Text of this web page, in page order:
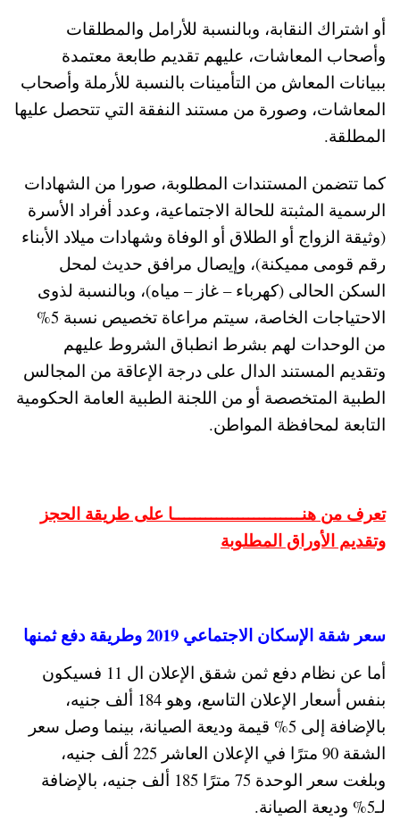
أو اشتراك النقابة، وبالنسبة للأرامل والمطلقات
وأصحاب المعاشات، عليهم تقديم طابعة معتمدة
ببيانات المعاش من التأمينات بالنسبة للأرملة وأصحاب
المعاشات، وصورة من مستند النفقة التي تتحصل عليها
المطلقة.
كما تتضمن المستندات المطلوبة، صورا من الشهادات
الرسمية المثبتة للحالة الاجتماعية، وعدد أفراد الأسرة
(وثيقة الزواج أو الطلاق أو الوفاة وشهادات ميلاد الأبناء
رقم قومى مميكنة)، وإيصال مرافق حديث لمحل
السكن الحالى (كهرباء – غاز – مياه)، وبالنسبة لذوى
الاحتياجات الخاصة، سيتم مراعاة تخصيص نسبة 5%
من الوحدات لهم بشرط انطباق الشروط عليهم
وتقديم المستند الدال على درجة الإعاقة من المجالس
الطبية المتخصصة أو من اللجنة الطبية العامة الحكومية
التابعة لمحافظة المواطن.
تعرف من هنــــــــــــــــــــــــا على طريقة الحجز
وتقديم الأوراق المطلوبة
سعر شقة الإسكان الاجتماعي 2019 وطريقة دفع ثمنها
أما عن نظام دفع ثمن شقق الإعلان ال 11 فسيكون
بنفس أسعار الإعلان التاسع، وهو 184 ألف جنيه،
بالإضافة إلى 5% قيمة وديعة الصيانة، بينما وصل سعر
الشقة 90 مترًا في الإعلان العاشر 225 ألف جنيه،
وبلغت سعر الوحدة 75 مترًا 185 ألف جنيه، بالإضافة
لـ5% وديعة الصيانة.